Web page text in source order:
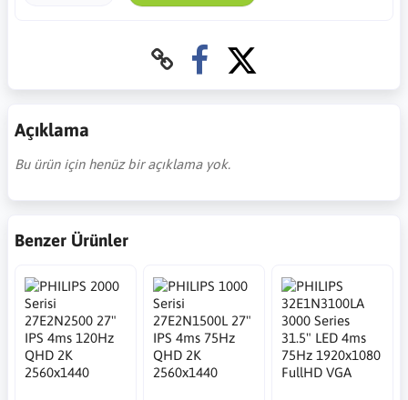
Açıklama
Bu ürün için henüz bir açıklama yok.
Benzer Ürünler